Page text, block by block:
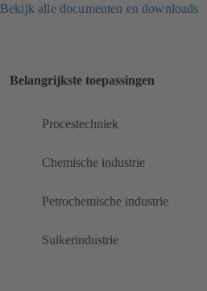
Bekijk alle documenten en downloads
Belangrijkste toepassingen
Procestechniek
Chemische industrie
Petrochemische industrie
Suikerindustrie